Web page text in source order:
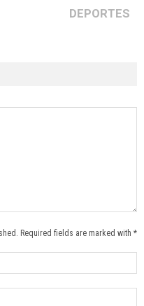
DEPORTES
Required fields are marked with *